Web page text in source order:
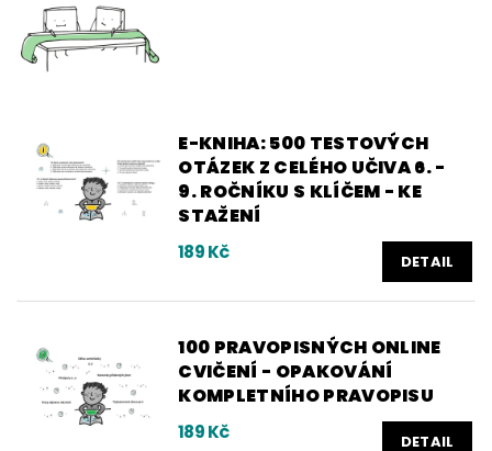
E-KNIHA: 500 TESTOVÝCH
OTÁZEK Z CELÉHO UČIVA 6. -
9. ROČNÍKU S KLÍČEM - KE
STAŽENÍ
189 Kč DETAIL
100 PRAVOPISNÝCH ONLINE
CVIČENÍ - OPAKOVÁNÍ
KOMPLETNÍHO PRAVOPISU
189 Kč DETAIL